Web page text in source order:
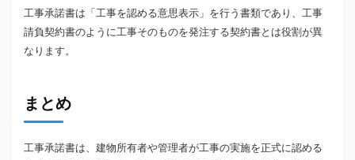
工事承諾書は「工事を認める意思表示」を行う書類であり、工事
請負契約書のように工事そのものを発注する契約書とは役割が異
なります。
まとめ
工事承諾書は、建物所有者や管理者が工事の実施を正式に認める